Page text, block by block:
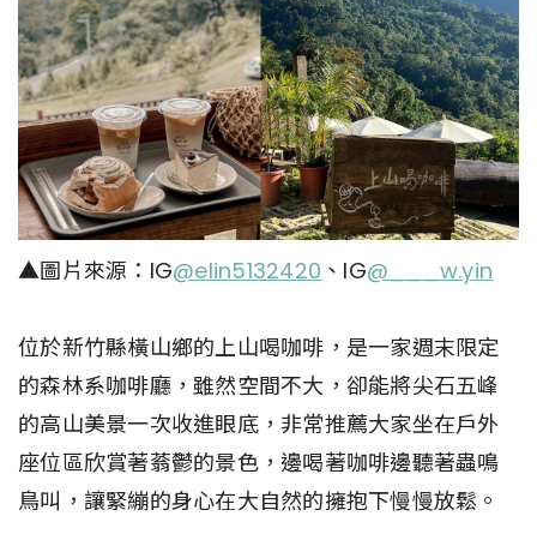
▲圖片來源：IG@elin5132420 、IG@___w.yin
位於新竹縣橫山鄉的上山喝咖啡，是一家週末限定
的森林系咖啡廳，雖然空間不大，卻能將尖石五峰
的高山美景一次收進眼底，非常推薦大家坐在戶外
座位區欣賞著蓊鬱的景色，邊喝著咖啡邊聽著蟲鳴
鳥叫，讓緊繃的身心在大自然的擁抱下慢慢放鬆。